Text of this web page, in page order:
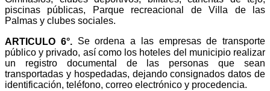
piscinas públicas, Parque recreacional de Villa de las
Palmas y clubes sociales.
ARTICULO 6°. Se ordena a las empresas de transporte
público y privado, así como los hoteles del municipio realizar
un registro documental de las personas que sean
transportadas y hospedadas, dejando consignados datos de
identificación, teléfono, correo electrónico y procedencia.